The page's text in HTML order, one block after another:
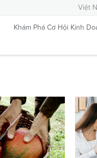
Việt
Khám Phá Cơ Hội Kinh